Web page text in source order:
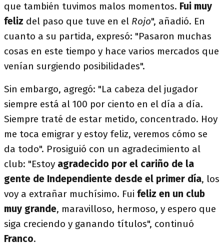
que también tuvimos malos momentos. Fui muy
feliz del paso que tuve en el Rojo", añadió. En
cuanto a su partida, expresó: "Pasaron muchas
cosas en este tiempo y hace varios mercados que
venían surgiendo posibilidades".
Sin embargo, agregó: "La cabeza del jugador
siempre está al 100 por ciento en el día a día.
Siempre traté de estar metido, concentrado. Hoy
me toca emigrar y estoy feliz, veremos cómo se
da todo". Prosiguió con un agradecimiento al
club: "Estoy agradecido por el cariño de la
gente de Independiente desde el primer día, los
voy a extrañar muchísimo. Fui feliz en un club
muy grande, maravilloso, hermoso, y espero que
siga creciendo y ganando títulos", continuó
Franco.